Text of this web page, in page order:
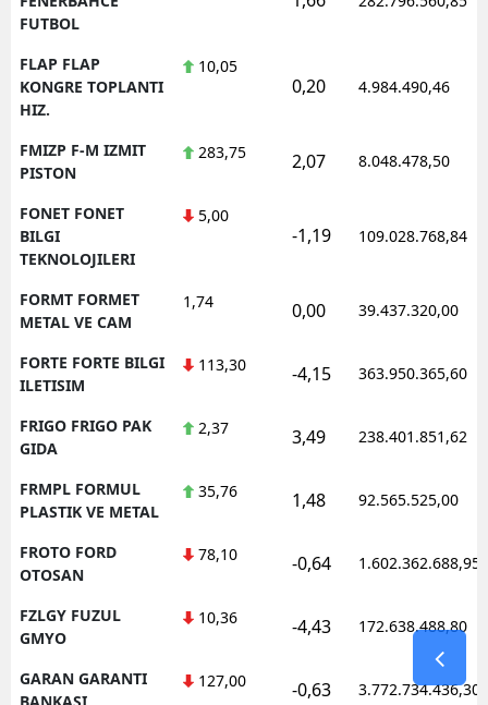
FUTBOL
FLAP FLAP
KONGRE TOPLANTI
HIZ.
10,05
0,20 4.984.490,46
FMIZP F-M IZMIT
PISTON
283,75 2,07 8.048.478,50
FONET FONET
BILGI
TEKNOLOJILERI
5,00
-1,19 109.028.768,84
FORMT FORMET
METAL VE CAM
1,74 0,00 39.437.320,00
FORTE FORTE BILGI
ILETISIM
113,30 -4,15 363.950.365,60
FRIGO FRIGO PAK
GIDA
2,37 3,49 238.401.851,62
FRMPL FORMUL
PLASTIK VE METAL
35,76 1,48 92.565.525,00
FROTO FORD
OTOSAN
78,10 -0,64 1.602.362.688,95
FZLGY FUZUL
GMYO
10,36 -4,43 172.638.488,80
GARAN GARANTI
BANKASI
127,00 -0,63 3.772.734.436,30